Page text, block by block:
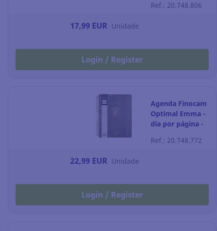
250 mm
Ref.: 20.748.806
17,99 EUR Unidade
Login / Register
Agenda Finocam
Optimal Emma -
dia por página -
Ref.: 20.748.772
22,99 EUR Unidade
Login / Register